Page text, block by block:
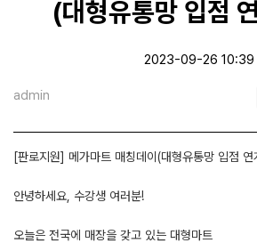
(대형유통망 입점
2023-09-26 10:39
admin
[판로지원] 메가마트 매칭데이(대형유통망 입점 연
안녕하세요, 수강생 여러분!
오늘은 전국에 매장을 갖고 있는 대형마트